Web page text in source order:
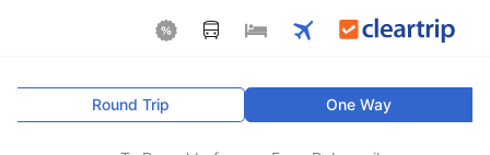
One Way
Round Trip